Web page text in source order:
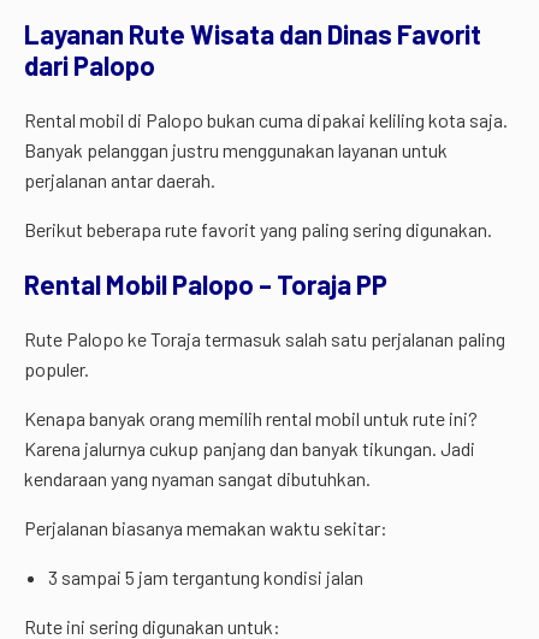
Layanan Rute Wisata dan Dinas Favorit
dari Palopo
Rental mobil di Palopo bukan cuma dipakai keliling kota saja.
Banyak pelanggan justru menggunakan layanan untuk
perjalanan antar daerah.
Berikut beberapa rute favorit yang paling sering digunakan.
Rental Mobil Palopo – Toraja PP
Rute Palopo ke Toraja termasuk salah satu perjalanan paling
populer.
Kenapa banyak orang memilih rental mobil untuk rute ini?
Karena jalurnya cukup panjang dan banyak tikungan. Jadi
kendaraan yang nyaman sangat dibutuhkan.
Perjalanan biasanya memakan waktu sekitar:
3 sampai 5 jam tergantung kondisi jalan
Rute ini sering digunakan untuk: